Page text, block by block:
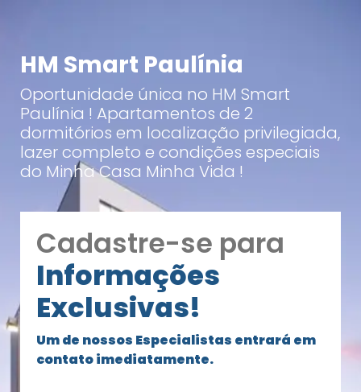
HM Smart Paulínia
Oportunidade única no HM Smart
Paulínia ! Apartamentos de 2
dormitórios em localização privilegiada,
lazer completo e condições especiais
do Minha Casa Minha Vida !
Cadastre-se para
Informações
Exclusivas!
Um de nossos Especialistas entrará em
contato imediatamente.